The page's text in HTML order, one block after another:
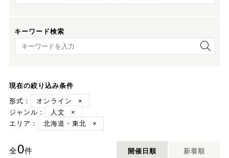
キーワード検索
キーワード検索
現在の絞り込み条件
形式：
オンライン
×
ジャンル：
人文
×
エリア：
北海道・東北 ×
全0件 開催日順 新着順